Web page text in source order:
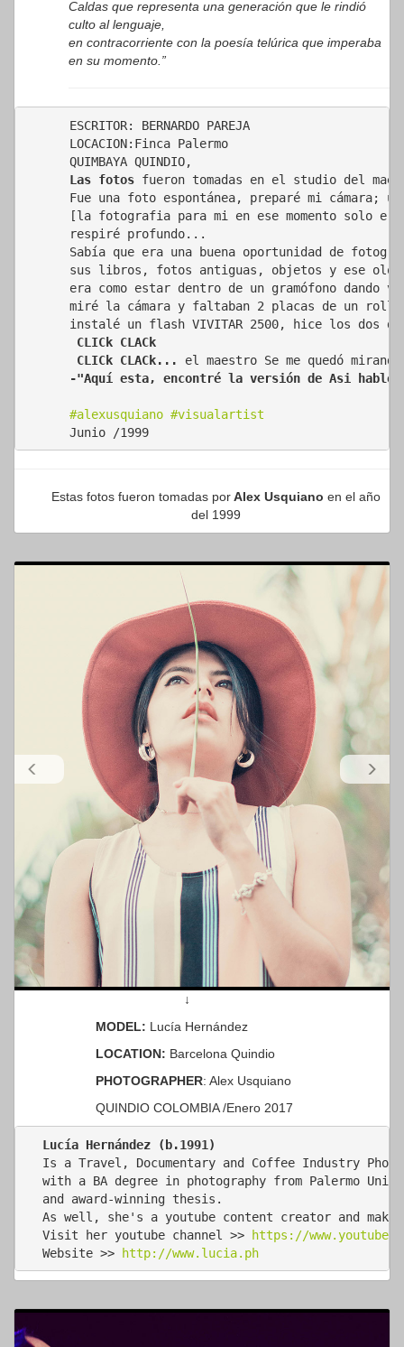
Caldas que representa una generación que le rindió
culto al lenguaje,
en contracorriente con la poesía telúrica que imperaba
en su momento.”
ESCRITOR: BERNARDO PAREJA
LOCACION:Finca Palermo
Las fotos fueron tomadas en el studio del
Fue una foto espontánea, preparé mi cámara;
[la fotografia para mi en ese momento solo
respiré profundo...
Sabía que era una buena oportunidad de
sus libros, fotos antiguas, objetos y ese
miré la cámara y faltaban 2 placas de un
CLICk CLACk
CLICk CLACk...
el maestro
-"Aquí esta, encontré la versión de Asi hablo
#alexusquiano #visualartist
Junio /1999
Estas fotos fueron tomadas porAlex Usquiano en el año
del 1999
↓
MODEL: Lucía Hernández
LOCATION: Barcelona Quindio
PHOTOGRAPHER: Alex Usquiano
QUINDIO COLOMBIA /Enero 2017
Lucía Hernández (b.1991)
Is a Travel, Documentary and Coffee Industry
with a BA degree in photography from Palermo
and award-winning thesis.
As well, she's a youtube content creator and
Visit her youtube channel >> https://
Website >> http://www.lucia.ph